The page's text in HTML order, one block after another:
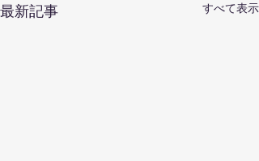
最新記事 すべて表示